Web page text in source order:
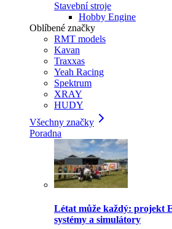
Stavební stroje
Hobby Engine
Oblíbené značky
RMT models
Kavan
Traxxas
Yeah Racing
Spektrum
XRAY
HUDY
Všechny značky
Poradna
Létat může každý: projekt
systémy a simulátory